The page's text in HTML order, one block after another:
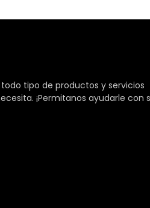
tipo de productos y servicios
¡Permitanos ayudarle con